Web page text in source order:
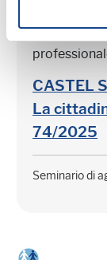
CASTEL
La
74/2025
Seminario di